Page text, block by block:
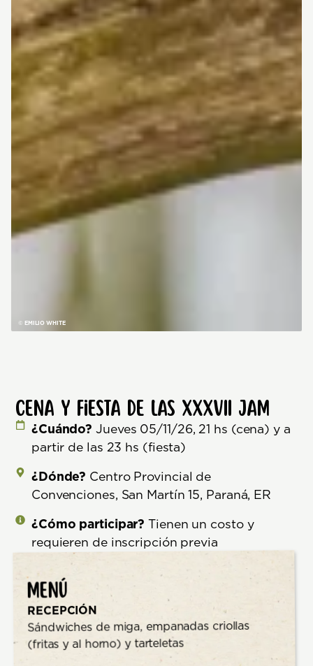
© EMILIO WHITE
Cena y fiesta de las XXXVII JAM
¿Cuándo? Jueves 05/11/26, 21 hs (cena) y a
partir de las 23 hs (fiesta)
¿Dónde? Centro Provincial de
Convenciones, San Martín 15, Paraná, ER
¿Cómo participar?Tienen un costo y
requieren de inscripción previa
Menú
RECEPCIÓN
Sándwiches de miga, empanadas criollas
(fritas y al horno) y tarteletas